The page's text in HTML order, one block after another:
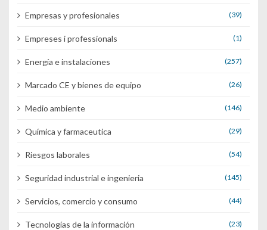
Empresas y profesionales (39)
Empreses i professionals (1)
Energía e instalaciones (257)
Marcado CE y bienes de equipo (26)
Medio ambiente (146)
Química y farmaceutica (29)
Riesgos laborales (54)
Seguridad industrial e ingenieria (145)
Servicios, comercio y consumo (44)
Tecnologías de la información (23)